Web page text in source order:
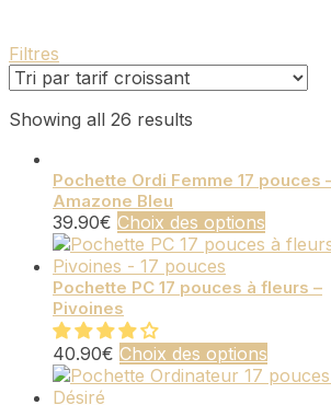
Filtres
Showing all 26 results
low
high
Pochette Ordi Femme 17 pouces
Amazone Bleu
39.90€ Choix des options
produit
plusieurs
options
peuvent
Pochette PC 17 pouces à fleurs –
Pivoines
40.90€ Choix des options
produit